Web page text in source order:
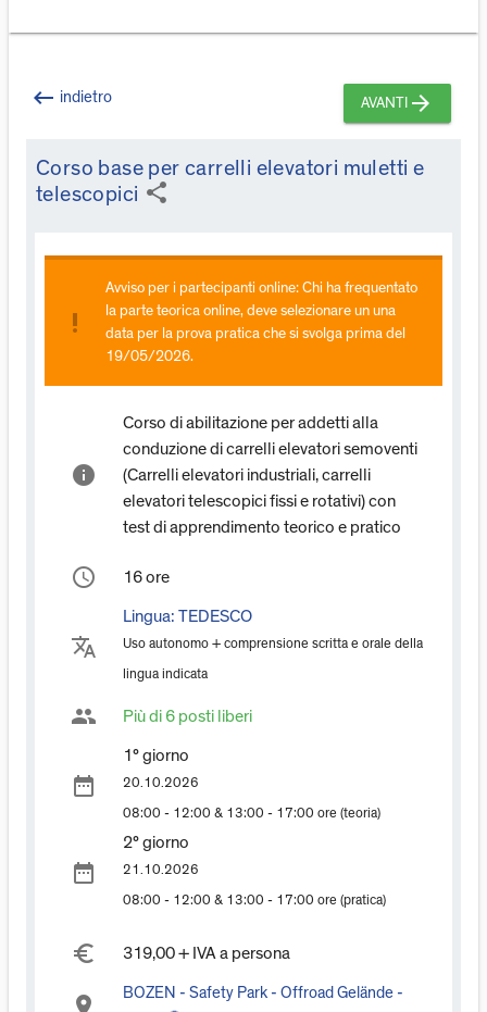
keyboard_backspace indietro AVANTI arrow_forward
Corso base per carrelli elevatori muletti e
telescopici share
priority_high
Avviso per i partecipanti online: Chi ha frequentato
la parte teorica online, deve selezionare un una
data per la prova pratica che si svolga prima del
19/05/2026.
info
Corso di abilitazione per addetti alla
conduzione di carrelli elevatori semoventi
(Carrelli elevatori industriali, carrelli
elevatori telescopici fissi e rotativi) con
test di apprendimento teorico e pratico
access_time 16 ore
translate
Lingua: TEDESCO
Uso autonomo + comprensione scritta e orale della
lingua indicata
group Più di 6 posti liberi
date_range
1° giorno
20.10.2026
08:00 - 12:00 & 13:00 - 17:00 ore (teoria)
date_range
2° giorno
21.10.2026
08:00 - 12:00 & 13:00 - 17:00 ore (pratica)
euro_symbol 319,00 + IVA a persona
place
BOZEN - Safety Park - Offroad Gelände -